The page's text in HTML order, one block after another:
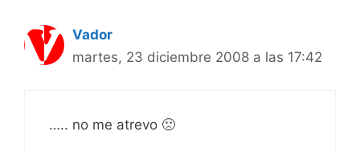
Vador
martes, 23 diciembre 2008 a las 17:42
….. no me atrevo 🙁